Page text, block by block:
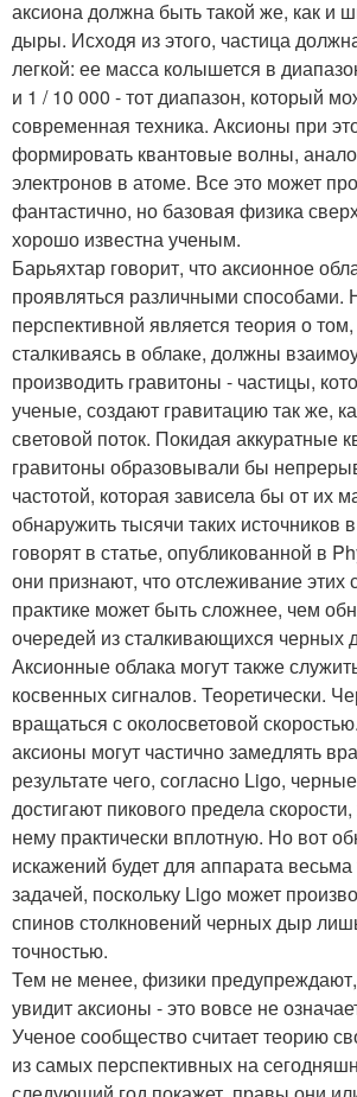
аксиона должна быть такой же, как и
дыры. Исходя из этого, частица
легкой: ее масса колышется в
и 1 / 10 000 - тот диапазон, который
современная техника. Аксионы при
формировать квантовые волны,
электронов в атоме. Все это может
фантастично, но базовая физика
хорошо известна ученым.
Барьяхтар говорит, что аксионное
проявляться различными способами.
перспективной является теория о
сталкиваясь в облаке, должны
производить гравитоны - частицы,
ученые, создают гравитацию так же,
световой поток. Покидая аккуратные
гравитоны образовывали бы
частотой, которая зависела бы от их
обнаружить тысячи таких источников
говорят в статье, опубликованной в
они признают, что отслеживание этих
практике может быть сложнее, чем
очередей из сталкивающихся черных
Аксионные облака могут также
косвенных сигналов. Теоретически.
вращаться с околосветовой
аксионы могут частично замедлять
результате чего, согласно Ligo,
достигают пикового предела
нему практически вплотную. Но вот
искажений будет для аппарата
задачей, поскольку Ligo может
спинов столкновений черных дыр
точностью.
Тем не менее, физики
увидит аксионы - это вовсе не
Ученое сообщество считает теорию
из самых перспективных на